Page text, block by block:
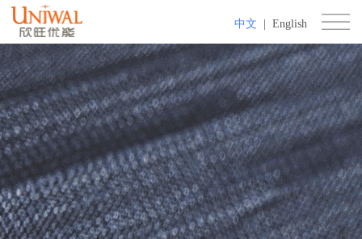
中文 English